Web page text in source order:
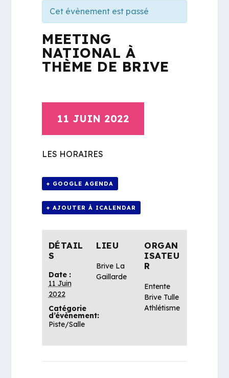
Cet évènement est passé
MEETING
NATIONAL À
THÈME DE BRIVE
11 JUIN 2022
LES HORAIRES
+ GOOGLE AGENDA
+ AJOUTER À ICALENDAR
DÉTAIL
S
Date :
11 Juin
2022
Catégorie
d’évènement:
Piste/Salle
LIEU
Brive La
Gaillarde
ORGAN
ISATEU
R
Entente
Brive Tulle
Athlétisme